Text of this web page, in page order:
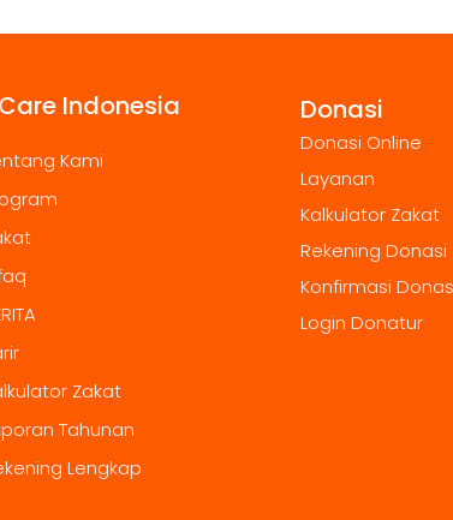
Indonesia
Kami
Zakat
Tahunan
Lengkap
Donasi
Donasi Online
Layanan
Kalkulator Zakat
Rekening Donasi
Konfirmasi
Login Donatur